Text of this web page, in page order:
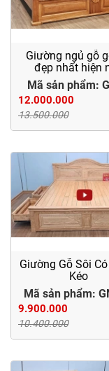
Giường ngủ gỗ
đẹp nhất hiện
Mã sản phẩm:
12.000.000
13.500.000
Giường Gỗ Sôi
Kéo
Mã sản phẩm:
9.900.000
10.400.000